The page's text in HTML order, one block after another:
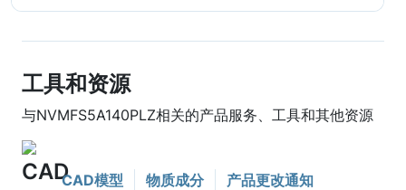
工具和资源
与NVMFS5A140PLZ相关的产品服务、工具和其他资源
CAD模型 物质成分 产品更改通知